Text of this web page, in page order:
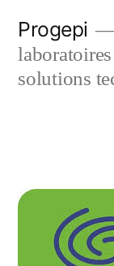
content
Progepi
solutions